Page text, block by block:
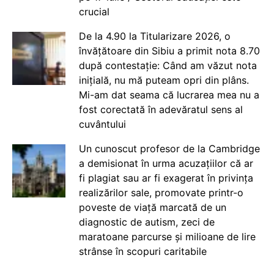
crucial
De la 4.90 la Titularizare 2026, o
învățătoare din Sibiu a primit nota 8.70
după contestație: Când am văzut nota
inițială, nu mă puteam opri din plâns.
Mi-am dat seama că lucrarea mea nu a
fost corectată în adevăratul sens al
cuvântului
Un cunoscut profesor de la Cambridge
a demisionat în urma acuzațiilor că ar
fi plagiat sau ar fi exagerat în privința
realizărilor sale, promovate printr-o
poveste de viață marcată de un
diagnostic de autism, zeci de
maratoane parcurse și milioane de lire
strânse în scopuri caritabile